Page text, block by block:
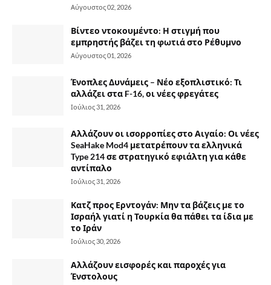
Αύγουστος 02, 2026
Βίντεο ντοκουμέντο: Η στιγμή που
εμπρηστής βάζει τη φωτιά στο Ρέθυμνο
Αύγουστος 01, 2026
Ένοπλες Δυνάμεις – Νέο εξοπλιστικό: Τι
αλλάζει στα F-16, οι νέες φρεγάτες
Ιούλιος 31, 2026
Αλλάζουν οι ισορροπίες στο Αιγαίο: Οι νέες
SeaHake Mod4 μετατρέπουν τα ελληνικά
Type 214 σε στρατηγικό εφιάλτη για κάθε
αντίπαλο
Ιούλιος 31, 2026
Κατζ προς Ερντογάν: Μην τα βάζεις με το
Ισραήλ γιατί η Τουρκία θα πάθει τα ίδια με
το Ιράν
Ιούλιος 30, 2026
Αλλάζουν εισφορές και παροχές για
Ένστολους